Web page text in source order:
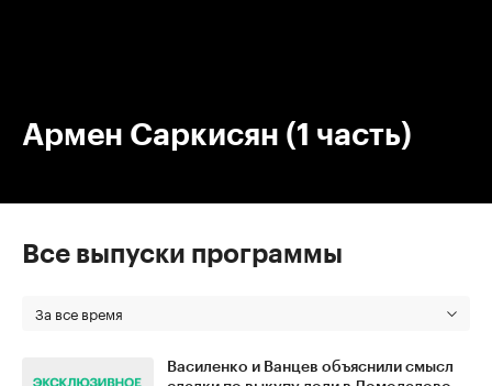
Армен Саркисян (1 часть)
Все выпуски программы
За все время
Василенко и Ванцев объяснили смысл